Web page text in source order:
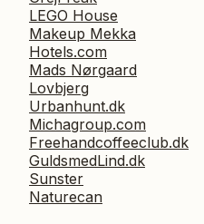
LEGO House
Makeup Mekka
Hotels.com
Mads Nørgaard
Lovbjerg
Urbanhunt.dk
Michagroup.com
Freehandcoffeeclub.dk
GuldsmedLind.dk
Sunster
Naturecan